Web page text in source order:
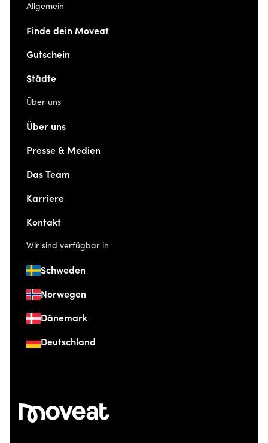
Allgemein
Finde dein Moveat
Gutschein
Städte
Über uns
Über uns
Presse & Medien
Das Team
Karriere
Kontakt
Wir sind verfügbar in
Schweden
Norwegen
Dänemark
Deutschland